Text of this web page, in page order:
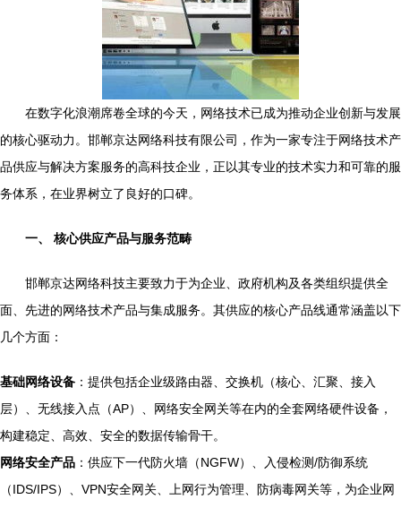
在数字化浪潮席卷全球的今天，网络技术已成为推动企业创新与发展
的核心驱动力。邯郸京达网络科技有限公司，作为一家专注于网络技术产
品供应与解决方案服务的高科技企业，正以其专业的技术实力和可靠的服
务体系，在业界树立了良好的口碑。
一、 核心供应产品与服务范畴
邯郸京达网络科技主要致力于为企业、政府机构及各类组织提供全
面、先进的网络技术产品与集成服务。其供应的核心产品线通常涵盖以下
几个方面：
基础网络设备 ：提供包括企业级路由器、交换机（核心、汇聚、接入
层）、无线接入点（AP）、网络安全网关等在内的全套网络硬件设备，
构建稳定、高效、安全的数据传输骨干。
网络安全产品 ：供应下一代防火墙（NGFW）、入侵检测/防御系统
（IDS/IPS）、VPN安全网关、上网行为管理、防病毒网关等，为企业网